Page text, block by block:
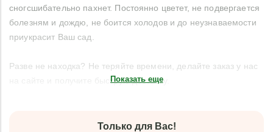
сногсшибательно пахнет. Постоянно цветет, не подвергается
болезням и дождю, не боится холодов и до неузнаваемости
приукрасит Ваш сад.
Разве не находка? Не теряйте времени, делайте заказ у нас
на сайте и получите быструю доставку.
Показать еще
Только для Вас!